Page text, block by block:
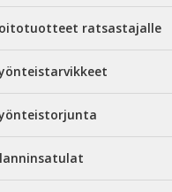
ratsastajalle